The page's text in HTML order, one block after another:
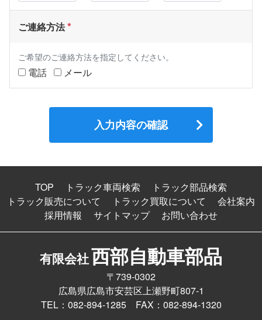
ご連絡方法
ご希望のご連絡方法を指定してください。
電話 メール
TOP トラック車両検索
トラック部品検索
トラック販売について
トラック買取について
会社案内
採用情報
サイトマップ お問い合わせ
有限会社西部自動車部品
〒739-0302
広島県広島市安芸区上瀬野町807-1
TEL：082-894-1285 FAX：082-894-1320